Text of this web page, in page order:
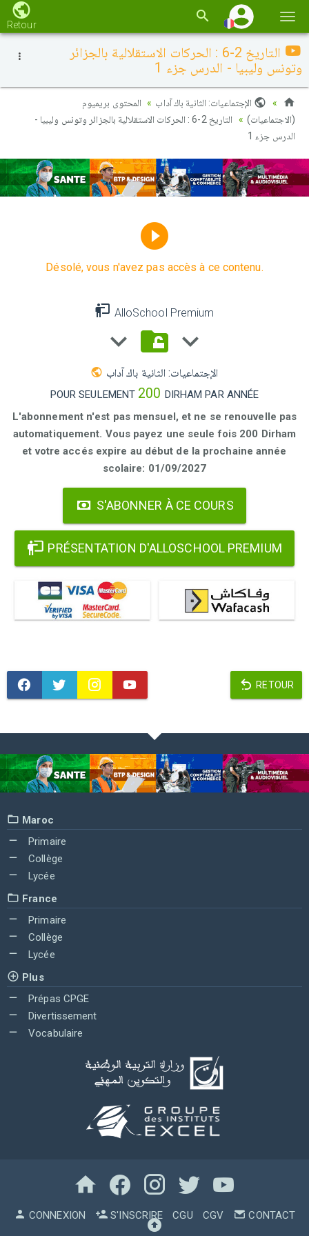
la
Retour
التاريخ 2-6 : الحركات الاستقلالية بالجزائر
وتونس وليبيا - الدرس جزء 1
الإجتماعيات: الثانية باك آداب
المحتوى بريميوم
(الاجتماعيات)
التاريخ 2-6 : الحركات الاستقلالية بالجزائر وتونس وليبيا -
الدرس جزء 1
Désolé, vous n'avez pas accès à ce contenu.
AlloSchool Premium
الإجتماعيات: الثانية باك آداب
POUR SEULEMENT 200 DIRHAM PAR ANNÉE
L'abonnement n'est pas mensuel, et ne se renouvelle pas
automatiquement. Vous payez une seule fois 200 Dirham
et votre accés expire au début de la prochaine année
scolaire: 01/09/2027
S'ABONNER À CE COURS
PRÉSENTATION D'ALLOSCHOOL PREMIUM
RETOUR
Maroc
Primaire
Collège
Lycée
France
Primaire
Collège
Lycée
Plus
Prépas CPGE
Divertissement
Vocabulaire
CONNEXION S'INSCRIRE CGU CGV CONTACT